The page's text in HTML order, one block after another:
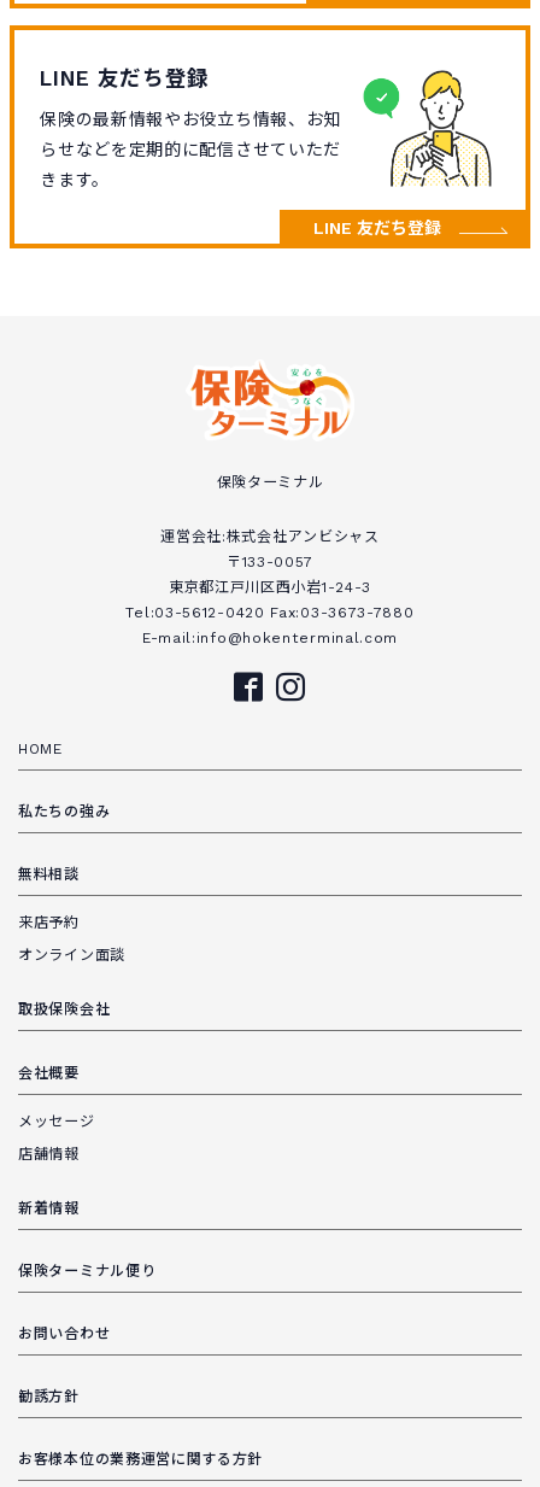
LINE 友だち登録
保険の最新情報やお役立ち情報、お知
らせなどを定期的に配信させていただ
きます。
LINE 友だち登録
保険ターミナル
運営会社:株式会社アンビシャス
〒133-0057
東京都江戸川区西小岩1-24-3
Tel:03-5612-0420 Fax:03-3673-7880
E-mail:info@hokenterminal.com
HOME
私たちの強み
無料相談
来店予約
オンライン面談
取扱保険会社
会社概要
メッセージ
店舗情報
新着情報
保険ターミナル便り
お問い合わせ
勧誘方針
お客様本位の業務運営に関する方針